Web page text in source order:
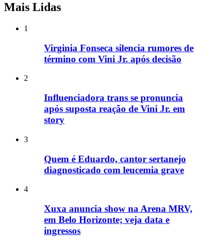
Mais Lidas
1
Virginia Fonseca silencia rumores de
término com Vini Jr. após decisão
2
Influenciadora trans se pronuncia
após suposta reação de Vini Jr. em
story
3
Quem é Eduardo, cantor sertanejo
diagnosticado com leucemia grave
4
Xuxa anuncia show na Arena MRV,
em Belo Horizonte; veja data e
ingressos